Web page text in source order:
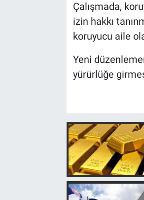
Çalışmada,
izin hakkı
koruyucu aile
Yeni
yürürlüğe